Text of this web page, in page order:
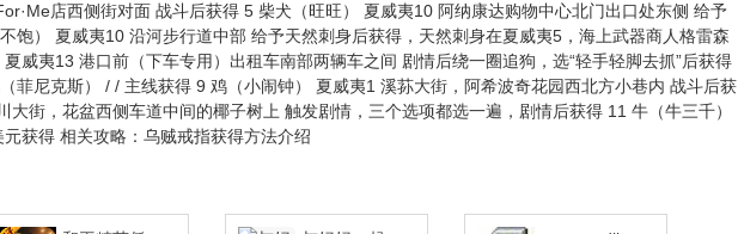
店西侧街对面 战斗后获得 5 柴犬（旺旺） 夏威夷10 阿纳康达购物中心北门出口处东侧 给予
饱） 夏威夷10 沿河步行道中部 给予天然刺身后获得，天然刺身在夏威夷5，海上武器商人格雷森
威夷13 港口前（下车专用）出租车南部两辆车之间 剧情后绕一圈追狗，选“轻手轻脚去抓”后获得
菲尼克斯） / / 主线获得 9 鸡（小闹钟） 夏威夷1 溪荪大街，阿希波奇花园西北方小巷内 战斗后获
街，花盆西侧车道中间的椰子树上 触发剧情，三个选项都选一遍，剧情后获得 11 牛（牛三千）
元获得 相关攻略：乌贼戒指获得方法介绍